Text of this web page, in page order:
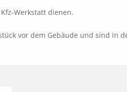
Werkstatt dienen.
vor dem Gebäude und sind in